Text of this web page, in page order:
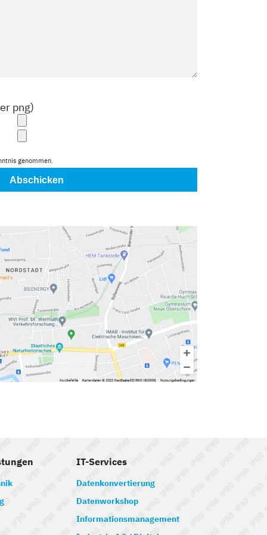
png)
genommen.
IT-Services
Datenkonvertierung
Datenworkshop
Informationsmanagement